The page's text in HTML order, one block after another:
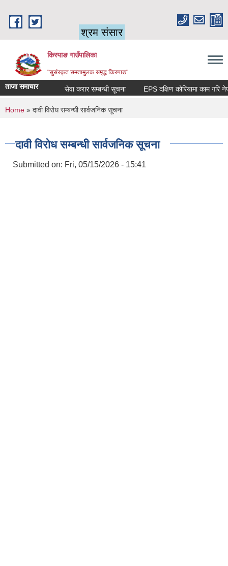
श्रम संसार
किस्पाङ गाउँपालिका
"सुसंस्कृत समतामुलक समृद्ध किस्पाङ"
ताजा समाचार सेवा करार सम्बन्धी सूचना
You are here
Home » दावी विरोध सम्बन्धी सार्वजनिक सूचना
दावी विरोध सम्बन्धी सार्वजनिक सूचना
Submitted on: Fri, 05/15/2026 - 15:41